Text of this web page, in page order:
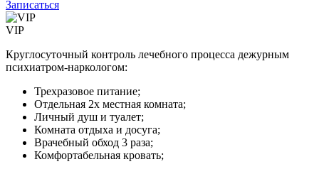
Записаться
VIP
Круглосуточный контроль лечебного процесса дежурным
психиатром-наркологом:
Трехразовое питание;
Отдельная 2х местная комната;
Личный душ и туалет;
Комната отдыха и досуга;
Врачебный обход 3 раза;
Комфортабельная кровать;